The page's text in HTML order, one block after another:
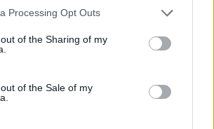
website/app uses one or more Google
visit or usage behaviour. You may click to
to Google and its third-party tags to
specified purposes in below Google
Processing Opt Outs
of the Sharing of my
of the Sale of my
Obawiam się więc, że
Asus Zenfone
spore problemy, aby dobrze